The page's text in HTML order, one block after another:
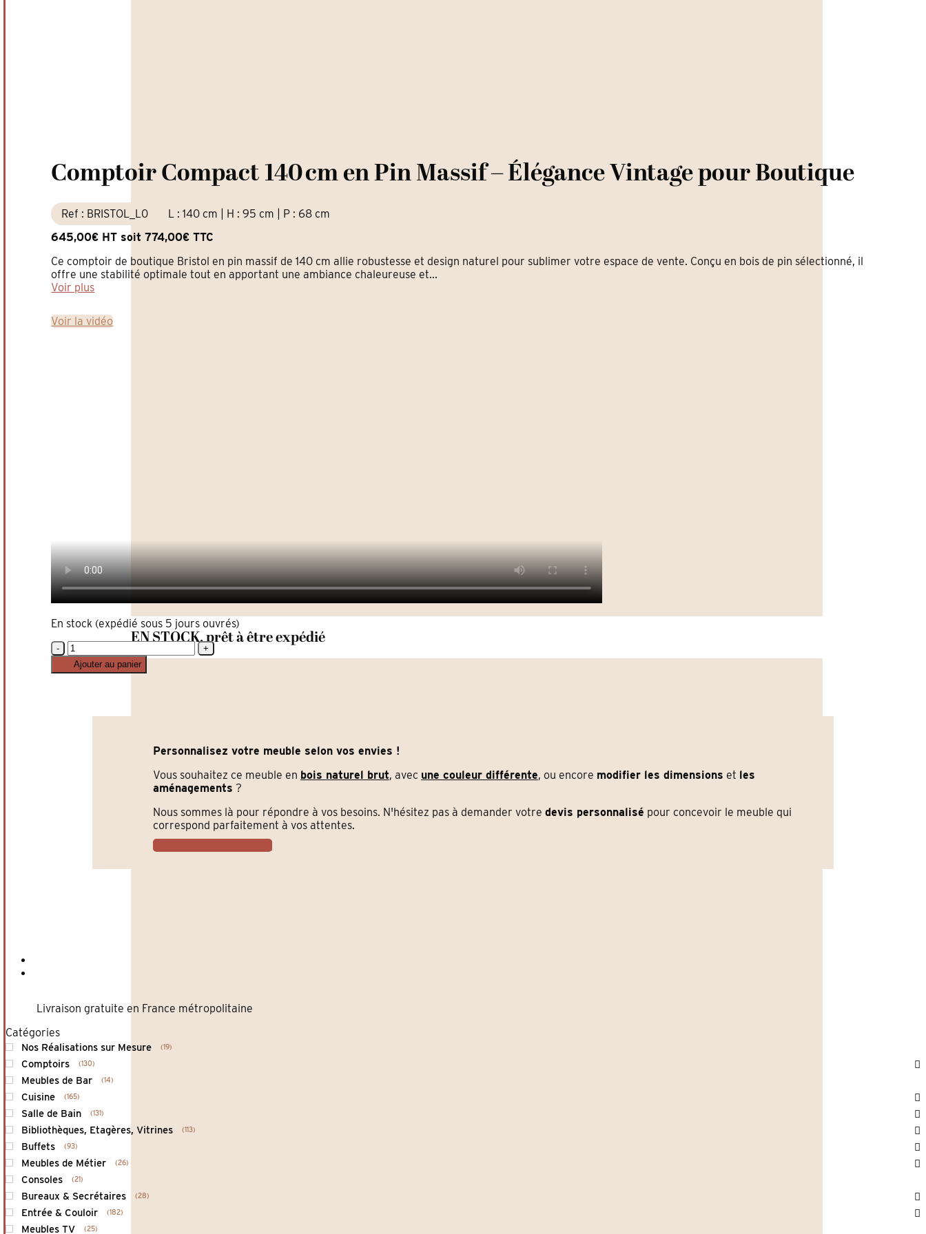
EN STOCK, prêt à être expédié
Comptoir Compact 140 cm en Pin Massif – Élégance Vintage pour Boutique
Ref : BRISTOL_L0
L : 140 cm | H : 95 cm | P : 68 cm
645,00€ HT soit 774,00€ TTC
Ce comptoir de boutique Bristol en pin massif de 140 cm allie robustesse et design naturel pour sublimer votre espace de vente. Conçu en bois de pin sélectionné, il
offre une stabilité optimale tout en apportant une ambiance chaleureuse et...
Voir plus
Voir la vidéo
En stock (expédié sous 5 jours ouvrés)
quantité
de
Comptoir
Ajouter au panier
Personnalisez votre meuble selon vos envies !
Vous souhaitez ce meuble en bois naturel brut, avec une couleur différente, ou encore modifier les dimensions et les
aménagements ?
Nous sommes là pour répondre à vos besoins. N'hésitez pas à demander votredevis personnalisé pour concevoir le meuble qui
correspond parfaitement à vos attentes.
Faire une demande
Livraison gratuite en France métropolitaine
Catégories
Nos Réalisations sur Mesure 19
Comptoirs 130
Meubles de Bar 14
Cuisine 165
Salle de Bain 131
Bibliothèques, Etagères, Vitrines 113
Buffets 93
Meubles de Métier 26
Consoles 21
Bureaux & Secrétaires 28
Entrée & Couloir 182
Meubles TV 25